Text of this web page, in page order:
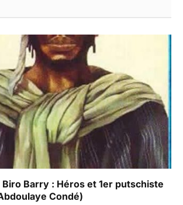
Barry : Héros et 1er putschiste
Condé)